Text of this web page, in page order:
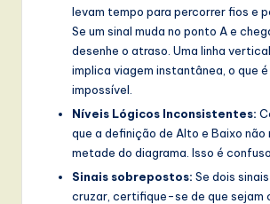
levam tempo para percorrer fios e
Se um sinal muda no ponto A e
desenhe o atraso. Uma linha
implica viagem instantânea, o que
impossível.
Níveis Lógicos Inconsistentes:
que a definição de Alto e Baixo não
metade do diagrama. Isso é
Sinais sobrepostos: Se dois
cruzar, certifique-se de que sejam